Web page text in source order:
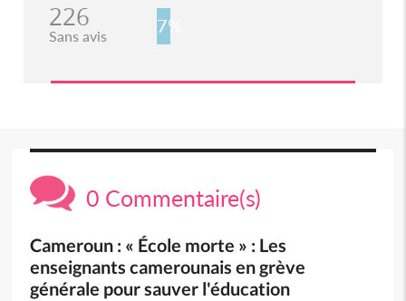
226
Sans avis 7%
0 Commentaire(s)
Cameroun : « École morte » : Les
enseignants camerounais en grève
générale pour sauver l'éducation